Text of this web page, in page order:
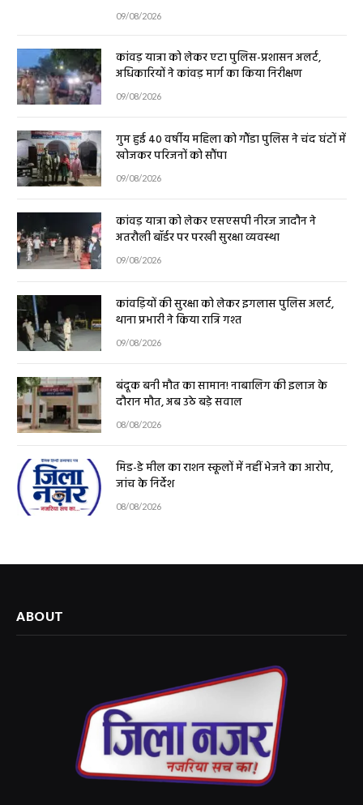
09/08/2026
कांवड़ यात्रा को लेकर एटा पुलिस-प्रशासन अलर्ट,
अधिकारियों ने कांवड़ मार्ग का किया निरीक्षण
09/08/2026
गुम हुई 40 वर्षीय महिला को गौंडा पुलिस ने चंद घंटों में
खोजकर परिजनों को सौंपा
09/08/2026
कांवड़ यात्रा को लेकर एसएसपी नीरज जादौन ने
अतरौली बॉर्डर पर परखी सुरक्षा व्यवस्था
09/08/2026
कांवड़ियों की सुरक्षा को लेकर इगलास पुलिस अलर्ट,
थाना प्रभारी ने किया रात्रि गश्त
09/08/2026
बंदूक बनी मौत का सामान! नाबालिग की इलाज के
दौरान मौत, अब उठे बड़े सवाल
08/08/2026
मिड-डे मील का राशन स्कूलों में नहीं भेजने का आरोप,
जांच के निर्देश
08/08/2026
ABOUT